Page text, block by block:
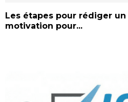
Les étapes pour rédiger
motivation pour...